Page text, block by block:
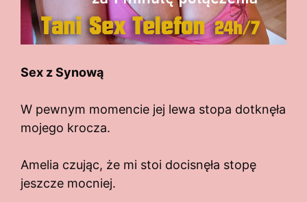
Sex z Synową
W pewnym momencie jej lewa stopa dotknęła
mojego krocza.
Amelia czując, że mi stoi docisnęła stopę
jeszcze mocniej.